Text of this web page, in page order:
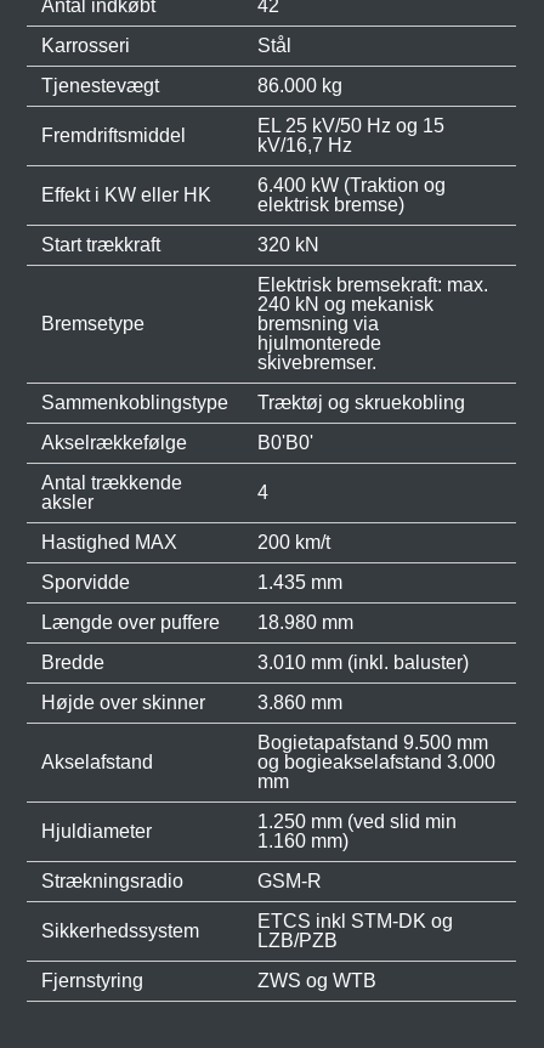
Antal indkøbt
42
Karrosseri
Stål
Tjenestevægt
86.000 kg
Fremdriftsmiddel
EL 25 kV/50 Hz og 15
kV/16,7 Hz
Effekt i KW eller HK
6.400 kW (Traktion og
elektrisk bremse)
Start trækkraft
320 kN
Bremsetype
Elektrisk bremsekraft: max.
240 kN og mekanisk
bremsning via
hjulmonterede
skivebremser.
Sammenkoblingstype
Træktøj og skruekobling
Akselrækkefølge
B0'B0'
Antal trækkende
aksler
4
Hastighed MAX
200 km/t
Sporvidde
1.435 mm
Længde over puffere
18.980 mm
Bredde
3.010 mm (inkl. baluster)
Højde over skinner
3.860 mm
Akselafstand
Bogietapafstand 9.500 mm
og bogieakselafstand 3.000
mm
Hjuldiameter
1.250 mm (ved slid min
1.160 mm)
Strækningsradio
GSM-R
Sikkerhedssystem
ETCS inkl STM-DK og
LZB/PZB
Fjernstyring
ZWS og WTB